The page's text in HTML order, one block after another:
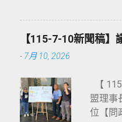
（會
雄市發
議資料
聽會（
大會
本修訂
多次加
【115-7-10新聞稿
- 7月 10, 2026
【
盟理事
位【問